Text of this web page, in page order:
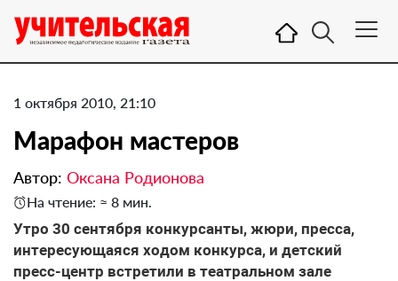
1 октября 2010, 21:10
Марафон мастеров
Автор: Оксана Родионова
На чтение: ≈ 8 мин.
Утро 30 сентября конкурсанты, жюри, пресса,
интересующаяся ходом конкурса, и детский
пресс-центр встретили в театральном зале